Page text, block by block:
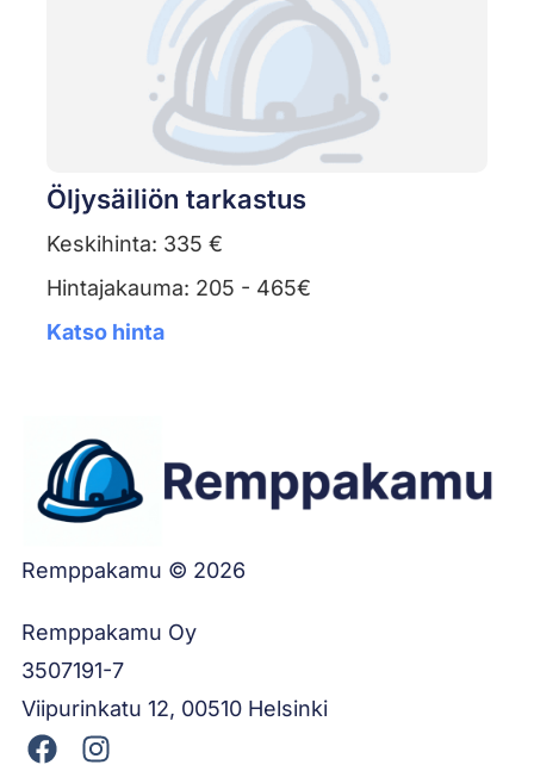
Öljysäiliön tarkastus
Keskihinta: 335 €
Hintajakauma: 205 - 465€
Katso hinta
Remppakamu © 2026
Remppakamu Oy
3507191-7
Viipurinkatu 12, 00510 Helsinki